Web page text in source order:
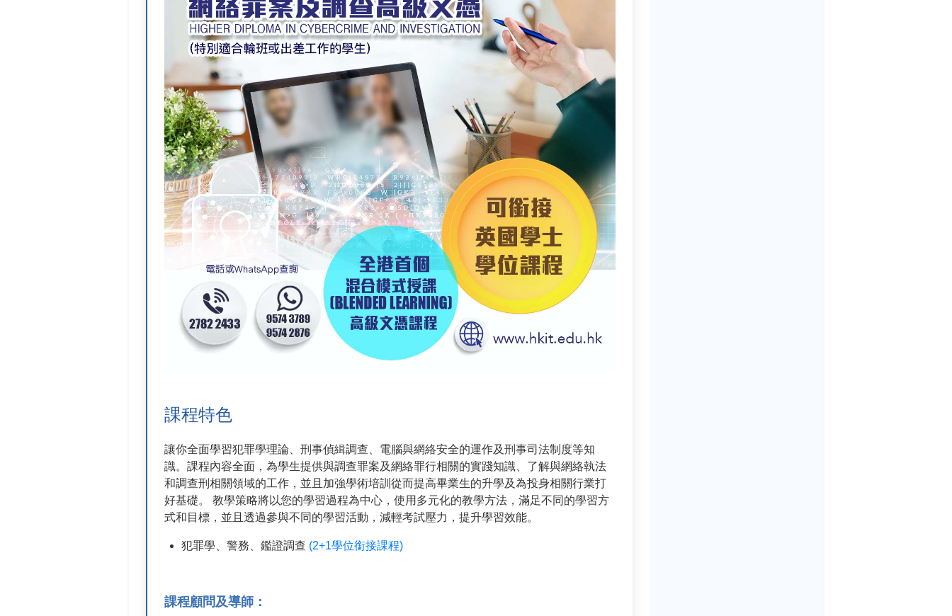
課程特色
讓你全面學習犯罪學理論、刑事偵緝調查、電腦與網絡安全的運作及刑事司法制度等知
識。課程內容全面，為學生提供與調查罪案及網絡罪行相關的實踐知識、了解與網絡執法
和調查刑相關領域的工作，並且加強學術培訓從而提高畢業生的升學及為投身相關行業打
好基礎。 教學策略將以您的學習過程為中心，使用多元化的教學方法，滿足不同的學習方
式和目標，並且透過參與不同的學習活動，減輕考試壓力，提升學習效能。
犯罪學、警務、鑑證調查 (2+1學位銜接課程)
課程顧問及導師：